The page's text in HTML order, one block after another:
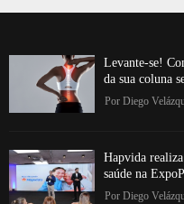
Levante-se!
da sua coluna
Por Diego
Hapvida
saúde na
Por Diego